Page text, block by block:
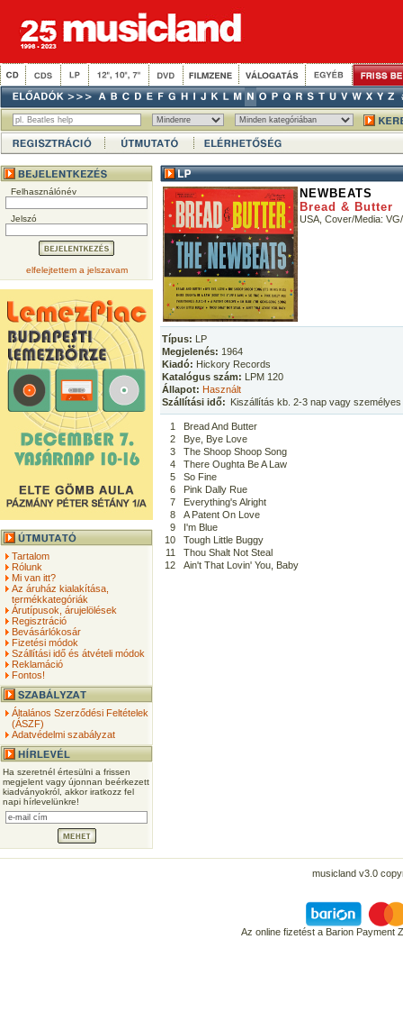
Felhasználónév
Jelszó
elfelejtettem a jelszavam
Tartalom
Rólunk
Mi van itt?
Az áruház kialakítása,
termékkategóriák
Árutípusok, árujelölések
Regisztráció
Bevásárlókosár
Fizetési módok
Szállítási idő és átvételi módok
Reklamáció
Fontos!
Általános Szerződési Feltételek
(ÁSZF)
Adatvédelmi szabályzat
Ha szeretnél értesülni a frissen
megjelent vagy újonnan beérkezett
kiadványokról, akkor iratkozz fel
napi hírlevelünkre!
NEWBEATS
Bread & Butter
USA, Cover/Media:
Típus: LP
Megjelenés: 1964
Kiadó: Hickory Records
Katalógus szám: LPM 120
Állapot: Használt
Szállítási idő: Kiszállítás kb. 2-3 nap vagy
1
Bread And Butter
2
Bye, Bye Love
3
The Shoop Shoop Song
4
There Oughta Be A Law
5
So Fine
6
Pink Dally Rue
7
Everything's Alright
8
A Patent On Love
9
I'm Blue
10
Tough Little Buggy
11
Thou Shalt Not Steal
12
Ain't That Lovin' You, Baby
musicland v3.0
Az online fizetést a Barion Payment